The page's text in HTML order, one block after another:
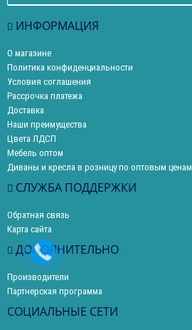
ИНФОРМАЦИЯ
О магазине
Политика конфиденциальности
Условия соглашения
Рассрочка платежа
Доставка
Наши преимущества
Цвета ЛДСП
Мебель оптом
Диваны и кресла в розницу по оптовым ценам
СЛУЖБА ПОДДЕРЖКИ
Обратная связь
Карта сайта
ДОПОЛНИТЕЛЬНО
Производители
Партнерская программа
СОЦИАЛЬНЫЕ СЕТИ